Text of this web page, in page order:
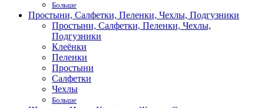
Больше
Простыни, Салфетки, Пеленки, Чехлы, Подгузники
Простыни, Салфетки, Пеленки, Чехлы,
Подгузники
Клеёнки
Пеленки
Простыни
Салфетки
Чехлы
Больше